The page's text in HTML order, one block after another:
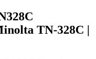
TN-328C |